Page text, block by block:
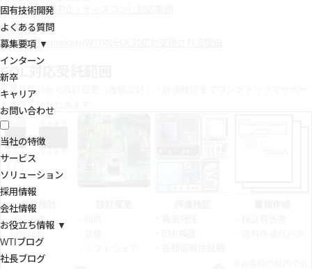
固有技術開発
よくある質問
募集要項 ▼
インターン
新卒
キャリア
お問い合わせ
当社の特徴
サービス
ソリューション
採用情報
会社情報
お役立ち情報 ▼
WTIブログ
社長ブログ
EOL（生産中止・ディスコン）対応事例
受託範囲
Wave Technology(WTI)のEOL対応が支持される理由
EOL対応受託範囲
代替品検討から設計変更（改版設計）・評価検証までワンストップでサポー
トさせていただきます。
代替検討
・代品調査